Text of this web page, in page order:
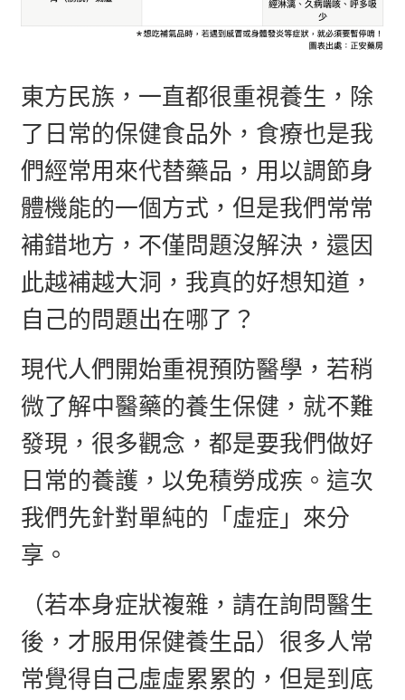
東方民族，一直都很重視養生，除
了日常的保健食品外，食療也是我
們經常用來代替藥品，用以調節身
體機能的一個方式，但是我們常常
補錯地方，不僅問題沒解決，還因
此越補越大洞，我真的好想知道，
自己的問題出在哪了？
現代人們開始重視預防醫學，若稍
微了解中醫藥的養生保健，就不難
發現，很多觀念，都是要我們做好
日常的養護，以免積勞成疾。這次
我們先針對單純的「虛症」來分
享。
（若本身症狀複雜，請在詢問醫生
後，才服用保健養生品）很多人常
常覺得自己虛虛累累的，但是到底